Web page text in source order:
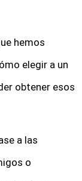
hemos
elegir a un
obtener esos
a las
o